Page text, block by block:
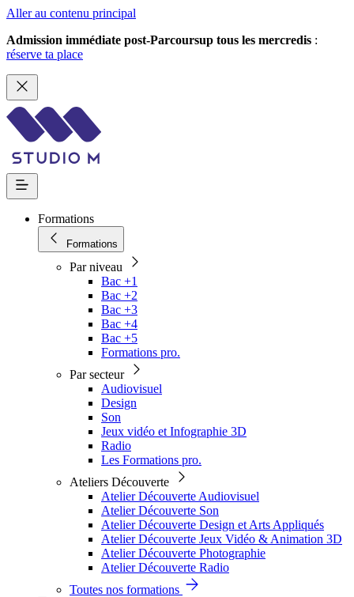
Aller au contenu principal
Admission immédiate post-Parcoursup tous les mercredis :
réserve ta place
Formations
Formations
Par niveau
Bac +1
Bac +2
Bac +3
Bac +4
Bac +5
Formations pro.
Par secteur
Audiovisuel
Design
Son
Jeux vidéo et Infographie 3D
Radio
Les Formations pro.
Ateliers Découverte
Atelier Découverte Audiovisuel
Atelier Découverte Son
Atelier Découverte Design et Arts Appliqués
Atelier Découverte Jeux Vidéo & Animation 3D
Atelier Découverte Photographie
Atelier Découverte Radio
Toutes nos formations